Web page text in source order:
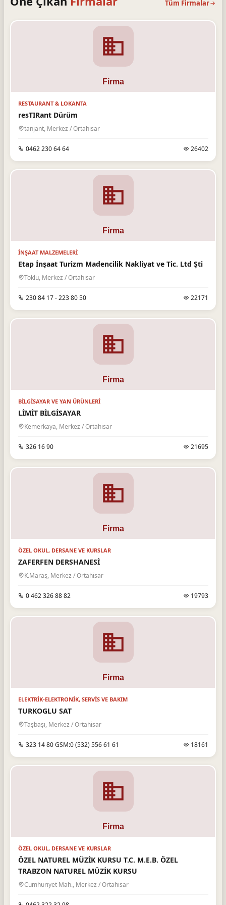
Tüm Firmalar
RESTAURANT & LOKANTA
resTIRant Dürüm
tanjant, Merkez / Ortahisar
0462 230 64 64 26402
İNŞAAT MALZEMELERI
Etap İnşaat Turizm Madencilik Nakliyat ve Tic. Ltd Şti
Toklu, Merkez / Ortahisar
230 84 17 - 223 80 50 22171
BILGISAYAR VE YAN ÜRÜNLERI
LİMİT BİLGİSAYAR
Kemerkaya, Merkez / Ortahisar
326 16 90 21695
ÖZEL OKUL, DERSANE VE KURSLAR
ZAFERFEN DERSHANESİ
K.Maraş, Merkez / Ortahisar
0 462 326 88 82 19793
ELEKTRIK-ELEKTRONIK, SERVIS VE BAKIM
TURKOGLU SAT
Taşbaşı, Merkez / Ortahisar
323 14 80 GSM:0 (532) 556 61 61 18161
ÖZEL OKUL, DERSANE VE KURSLAR
ÖZEL NATUREL MÜZİK KURSU T.C. M.E.B. ÖZEL
TRABZON NATUREL MÜZİK KURSU
Cumhuriyet Mah., Merkez / Ortahisar